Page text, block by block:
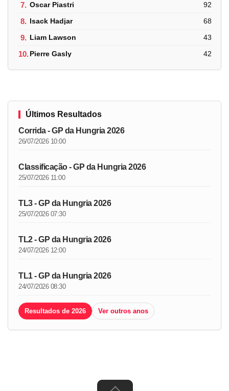
7. Oscar Piastri 92
8. Isack Hadjar 68
9. Liam Lawson 43
10.Pierre Gasly 42
Últimos Resultados
Corrida - GP da Hungria 2026
26/07/2026 10:00
Classificação - GP da Hungria 2026
25/07/2026 11:00
TL3 - GP da Hungria 2026
25/07/2026 07:30
TL2 - GP da Hungria 2026
24/07/2026 12:00
TL1 - GP da Hungria 2026
24/07/2026 08:30
Resultados de 2026 Ver outros anos